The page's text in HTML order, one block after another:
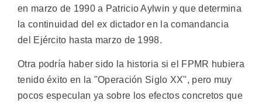
en marzo de 1990 a Patricio Aylwin y que determina
la continuidad del ex dictador en la comandancia
del Ejército hasta marzo de 1998.
Otra podría haber sido la historia si el FPMR hubiera
tenido éxito en la "Operación Siglo XX", pero muy
pocos especulan ya sobre los efectos concretos que